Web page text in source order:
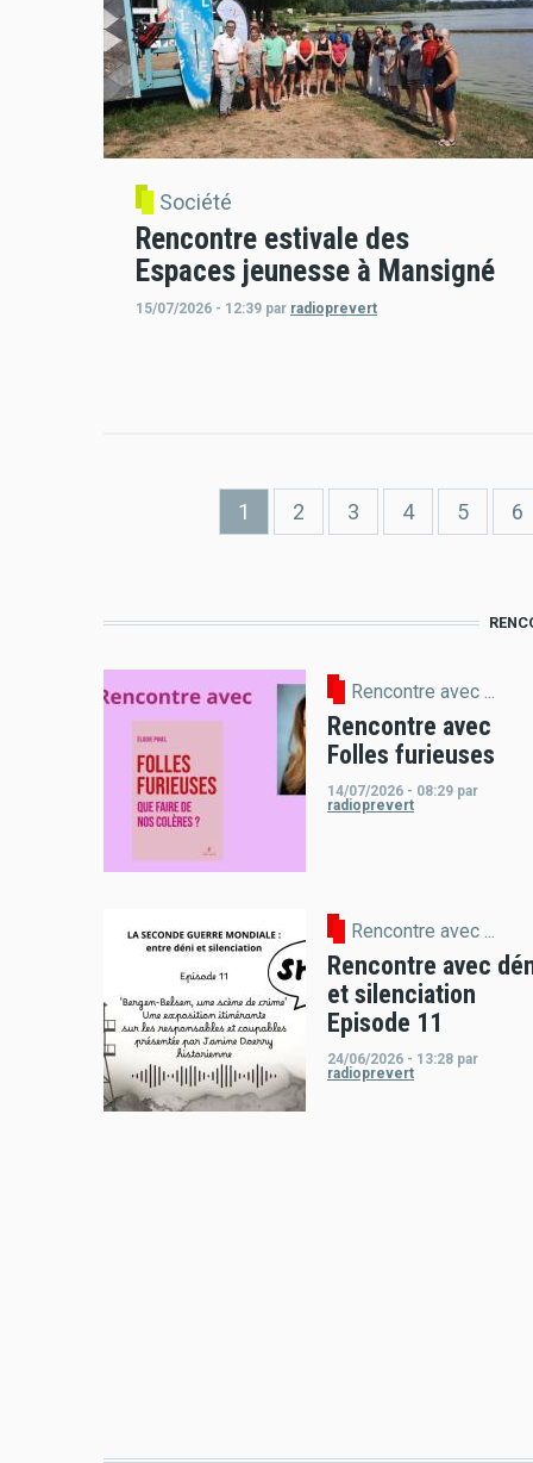
Société
Rencontre estivale des
Espaces jeunesse à Mansigné
15/07/2026 - 12:39 par radioprevert
Page
1 Page
2 Page
3 Page
4 Page
5 6
Rencontre avec ...
Rencontre avec
Folles furieuses
14/07/2026 - 08:29 par
radioprevert
Rencontre avec ...
Rencontre avec
et silenciation
Episode 11
24/06/2026 - 13:28 par
radioprevert